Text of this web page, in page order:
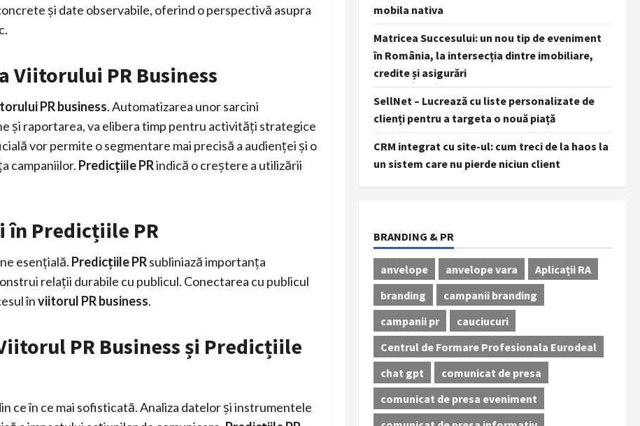
și date observabile, oferind o perspectivă asupra
Viitorului PR Business
PR business. Automatizarea unor sarcini
și raportarea, va elibera timp pentru activități strategice
vor permite o segmentare mai precisă a audienței și o
campaniilor. Predicțiile PRindică o creștere a utilizării
Predicțiile PR
esențială. Predicțiile PRsubliniază importanța
relații durabile cu publicul. Conectarea cu publicul
înviitorul PR business.
PR Business și Predicțiile
ce în ce mai sofisticată. Analiza datelor și instrumentele
mobila nativa
Matricea Succesului: un nou tip de eveniment
în România, la intersecția dintre imobiliare,
credite și asigurări
SellNet – Lucrează cu liste personalizate de
clienți pentru a targeta o nouă piață
CRM integrat cu site-ul: cum treci de la haos la
un sistem care nu pierde niciun client
BRANDING & PR
anvelope anvelope vara
Aplicații RA
branding
campanii branding
campanii pr
cauciucuri
Centrul de Formare Profesionala Eurodeal
chat gpt
comunicat de presa
comunicat de presa eveniment